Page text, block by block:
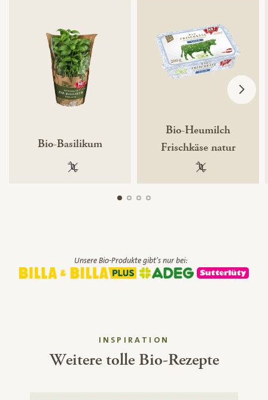
Bio-Basilikum
100 % gentechnikfrei
Bio-Heumilch
Frischkäse natur
100 %
Unsere Bio-Produkte gibt's nur bei:
INSPIRATION
Weitere tolle Bio-Rezepte